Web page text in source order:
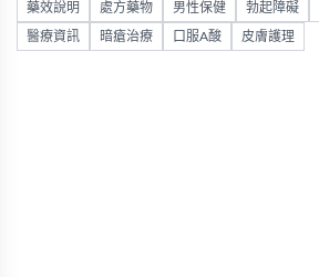
藥效說明 處方藥物 男性保健 勃起障礙
醫療資訊 暗瘡治療 口服A酸 皮膚護理